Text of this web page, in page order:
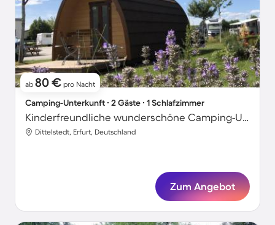
ab 80 € pro Nacht
Camping-Unterkunft ∙ 2 Gäste ∙ 1 Schlafzimmer
Kinderfreundliche wunderschöne Camping-Unterkunft mit Terrasse
Dittelstedt, Erfurt, Deutschland
Zum Angebot